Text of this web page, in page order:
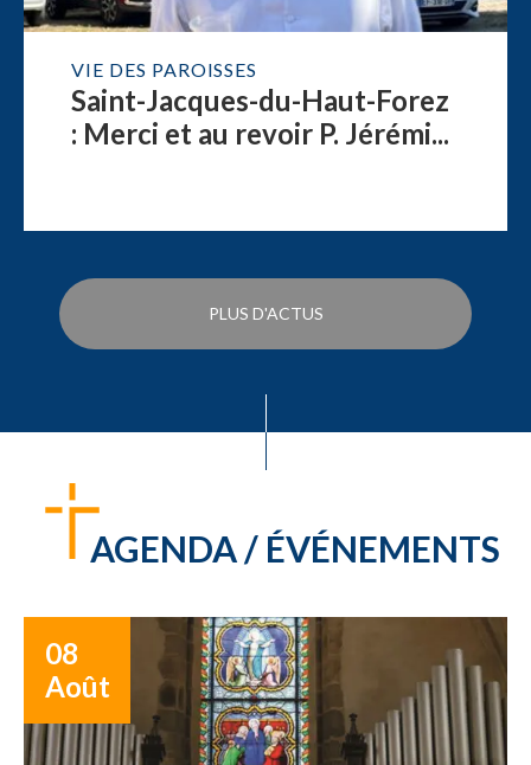
VIE DES PAROISSES
Saint-Jacques-du-Haut-Forez
: Merci et au revoir P. Jérémi...
PLUS D'ACTUS
AGENDA / ÉVÉNEMENTS
08
Août